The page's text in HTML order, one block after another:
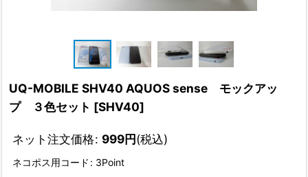
UQ-MOBILE SHV40 AQUOS sense モックアッ
プ ３色セット [SHV40]
ネット注文価格: 999円(税込)
ネコポス用コード : 3Point